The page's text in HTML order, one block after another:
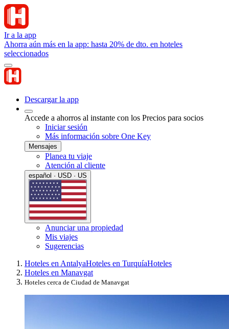
Ir a la app
Ahorra aún más en la app: hasta 20% de dto. en hoteles
seleccionados
Descargar la app
Accede a ahorros al instante con los Precios para socios
Iniciar sesión
Más información sobre One Key
Mensajes
Planea tu viaje
Atención al cliente
español · USD · US
Anunciar una propiedad
Mis viajes
Sugerencias
Hoteles en AntalyaHoteles en TurquíaHoteles
Hoteles en Manavgat
Hoteles cerca de Ciudad de Manavgat